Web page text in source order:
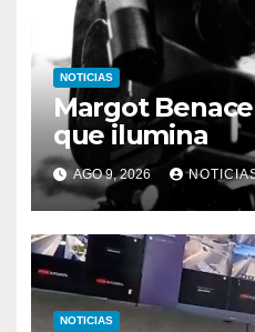
NOTICIAS
Margot
que ilumina
AGO 9, 2026
NOTICIAS